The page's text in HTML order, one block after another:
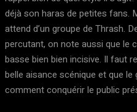
déjà son haras de petites fans.
attend d’un groupe de Thrash.
percutant, on note aussi que le
basse bien bien incisive. Il faut
belle aisance scénique et que
comment conquérir le public